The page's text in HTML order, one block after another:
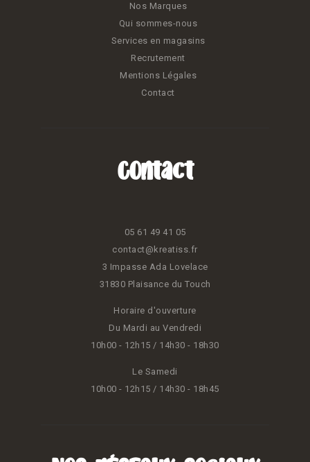
Nos Marques
Qui sommes-nous
Services en magasins
Recrutement
Mentions Légales
Contact
Contact
05 61 49 41 05
contact@kreatiss.fr
3 Impasse Ada Lovelace
31830 Plaisance du Touch
Horaire d'ouverture
Du Mardi au Vendredi
10h00 - 12h15 / 14h30 - 18h30
Le Samedi
10h00 - 12h15 / 14h30 - 18h45